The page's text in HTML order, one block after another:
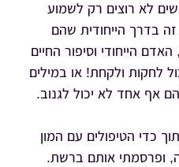
לא רוצים רק לשמוע
בדרך הייחודית שהם
הייחודי וסיפור החיים
לחקות ולקחת! או במילים
אף אחד לא יכול לגנוב.
כדי הטיפולים עם המון
ופרסמתי אותם ברשת.